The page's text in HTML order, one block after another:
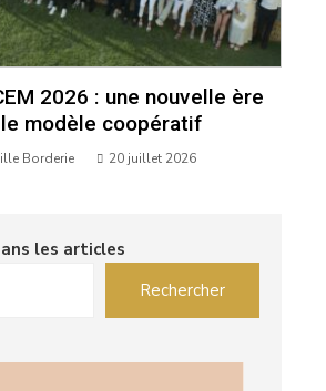
2026 : une nouvelle ère
modèle coopératif
Borderie 20 juillet 2026
les articles
Rechercher